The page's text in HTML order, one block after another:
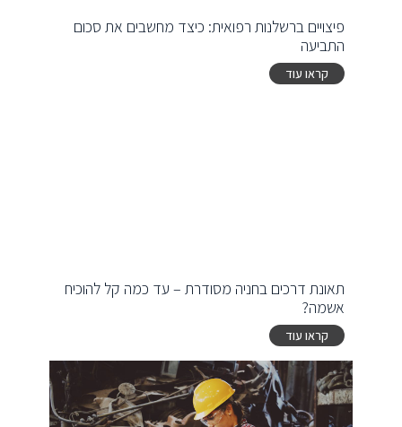
פיצויים ברשלנות רפואית: כיצד מחשבים את סכום
התביעה
קראו עוד
תאונת דרכים בחניה מסודרת – עד כמה קל להוכיח
אשמה?
קראו עוד